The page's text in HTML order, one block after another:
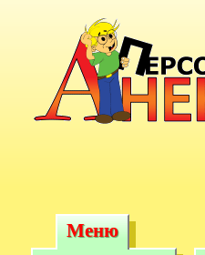
Меню
Меню